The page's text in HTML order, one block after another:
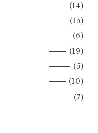
(14)
(15)
(6)
(19)
(5)
(10)
(7)